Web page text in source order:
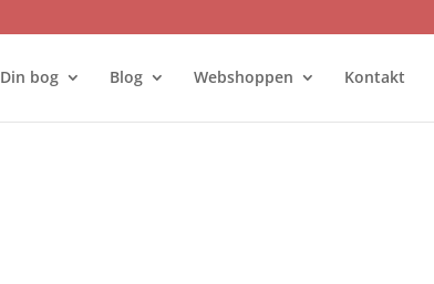
Din bog Blog Webshoppen Kontakt